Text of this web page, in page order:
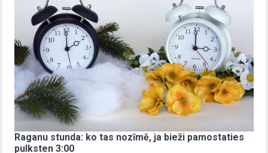
Raganu stunda: ko tas nozīmē, ja bieži pamostaties
pulksten 3:00